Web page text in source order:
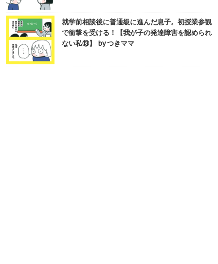
就学前相談後に普通級に進んだ息子。初授業参観
で衝撃を受ける！【我が子の発達障害を認められ
ない私⑬】 by つきママ